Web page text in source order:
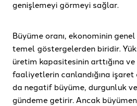
genişlemeyi görmeyi sağlar.
Büyüme oranı, ekonominin
temel göstergelerden biridir.
üretim kapasitesinin arttığına
faaliyetlerin canlandığına işaret
da negatif büyüme, durgunluk
gündeme getirir. Ancak